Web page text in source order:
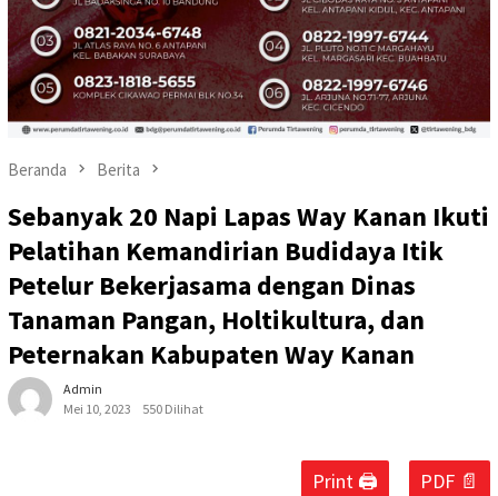
Beranda Berita
Sebanyak 20 Napi Lapas Way Kanan Ikuti
Pelatihan Kemandirian Budidaya Itik
Petelur Bekerjasama dengan Dinas
Tanaman Pangan, Holtikultura, dan
Peternakan Kabupaten Way Kanan
Admin
Mei 10, 2023
550 Dilihat
Print 🖨 PDF 📄